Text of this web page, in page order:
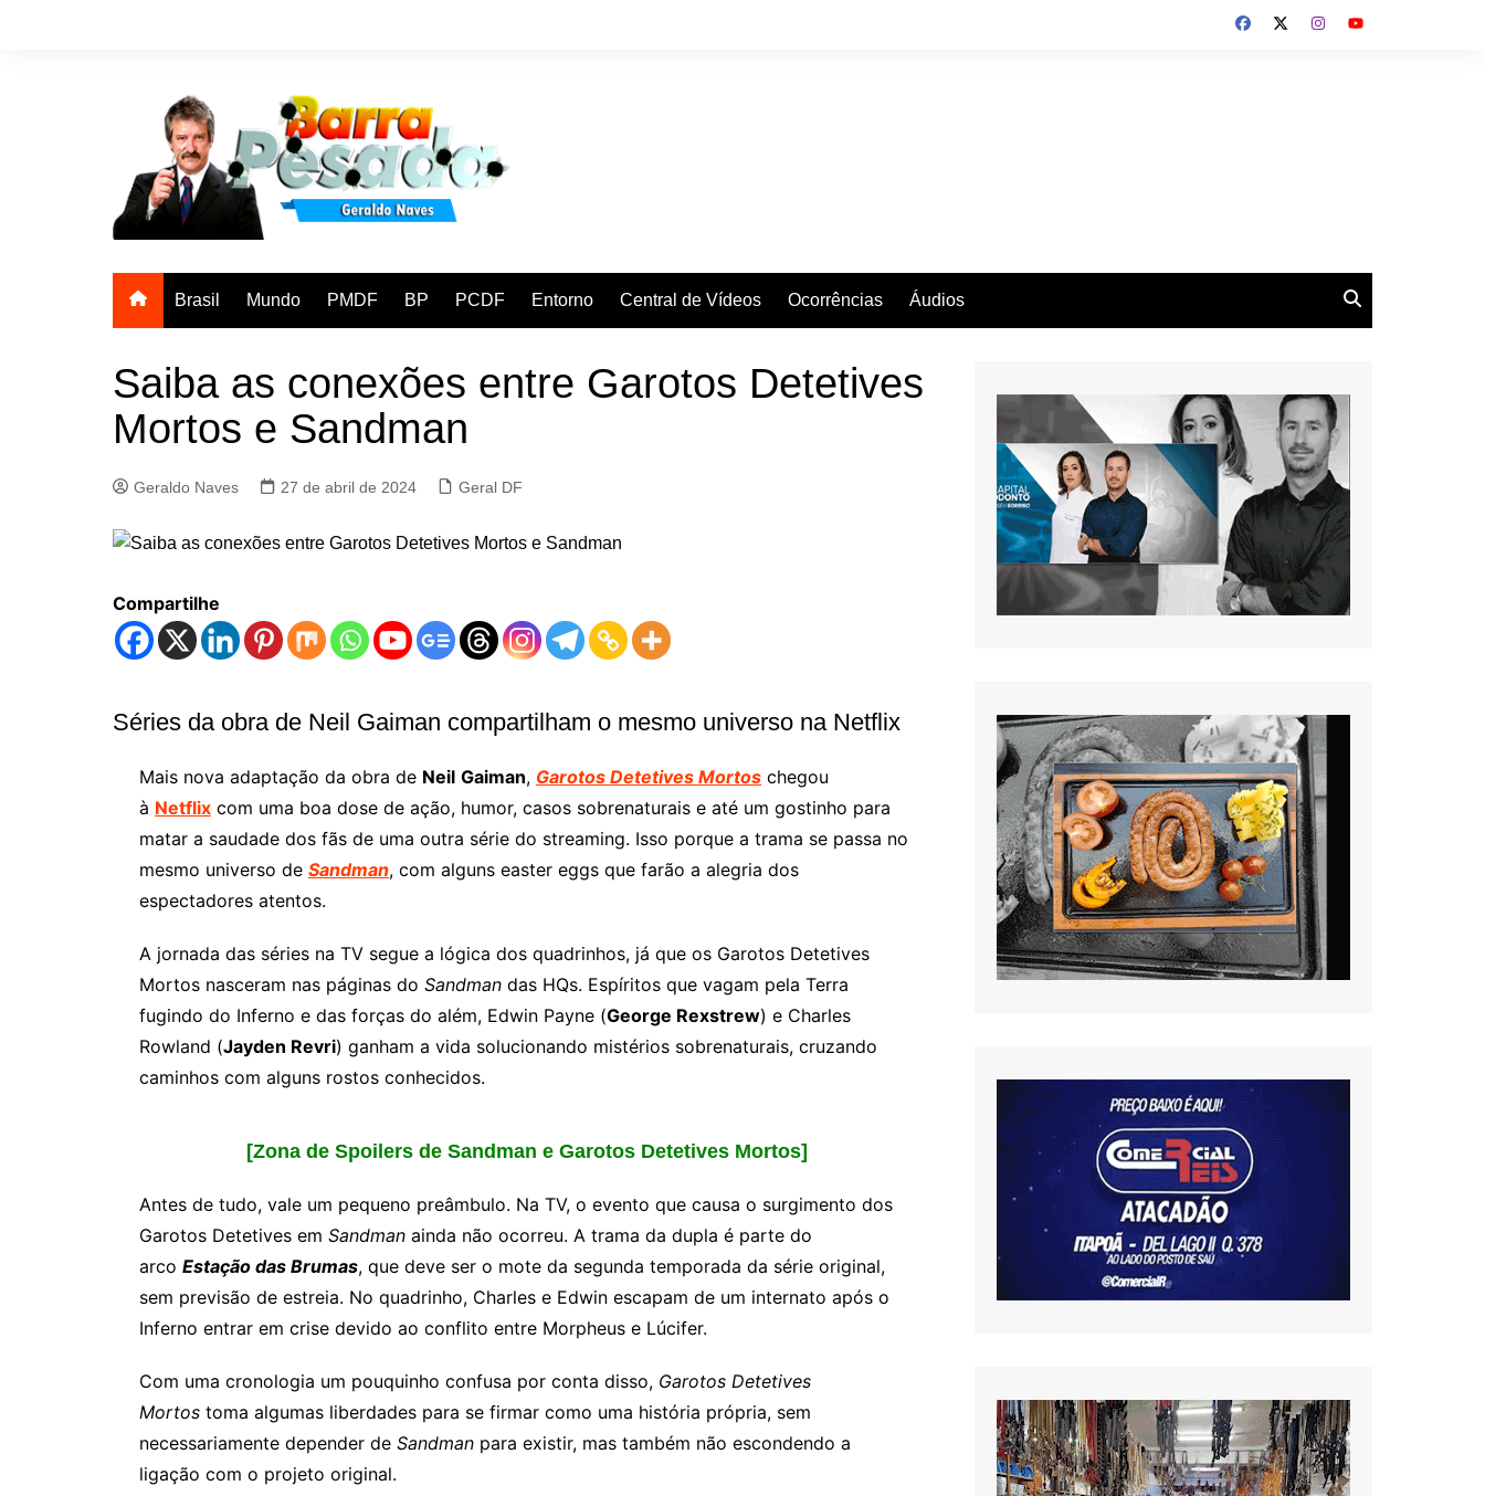
Brasil Mundo PMDF BP PCDF Entorno Central de Vídeos Ocorrências Áudios
Saiba as conexões entre Garotos Detetives
Mortos e Sandman
Geraldo Naves 27 de abril de 2024 Geral DF
Compartilhe
Séries da obra de Neil Gaiman compartilham o mesmo universo na Netflix
Mais nova adaptação da obra de Neil Gaiman, Garotos Detetives Mortos chegou
à Netflix com uma boa dose de ação, humor, casos sobrenaturais e até um gostinho para
matar a saudade dos fãs de uma outra série do streaming. Isso porque a trama se passa no
mesmo universo de Sandman, com alguns easter eggs que farão a alegria dos
espectadores atentos.
A jornada das séries na TV segue a lógica dos quadrinhos, já que os Garotos Detetives
Mortos nasceram nas páginas do Sandman das HQs. Espíritos que vagam pela Terra
fugindo do Inferno e das forças do além, Edwin Payne (George Rexstrew) e Charles
Rowland (Jayden Revri) ganham a vida solucionando mistérios sobrenaturais, cruzando
caminhos com alguns rostos conhecidos.
[Zona de Spoilers de Sandman e Garotos Detetives Mortos]
Antes de tudo, vale um pequeno preâmbulo. Na TV, o evento que causa o surgimento dos
Garotos Detetives em Sandman ainda não ocorreu. A trama da dupla é parte do
arco Estação das Brumas, que deve ser o mote da segunda temporada da série original,
sem previsão de estreia. No quadrinho, Charles e Edwin escapam de um internato após o
Inferno entrar em crise devido ao conflito entre Morpheus e Lúcifer.
Com uma cronologia um pouquinho confusa por conta disso, Garotos Detetives
Mortos toma algumas liberdades para se firmar como uma história própria, sem
necessariamente depender de Sandman para existir, mas também não escondendo a
ligação com o projeto original.